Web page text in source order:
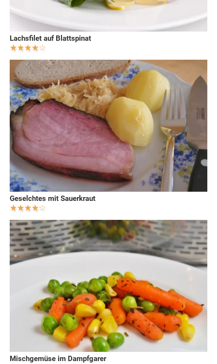
Lachsfilet auf Blattspinat
Geselchtes mit Sauerkraut
Mischgemüse im Dampfgarer